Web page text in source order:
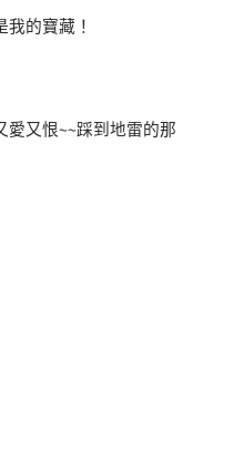
的寶藏！
愛又恨~~踩到地雷的那